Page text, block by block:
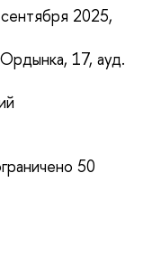
2025,
17, ауд.
50